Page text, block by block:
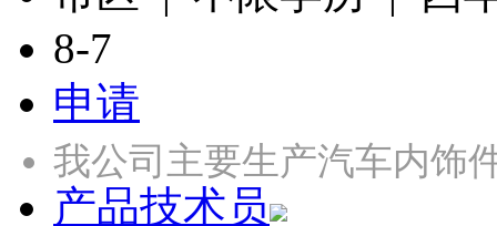
8-7
申请
我公司主要生产汽车内
产品技术员